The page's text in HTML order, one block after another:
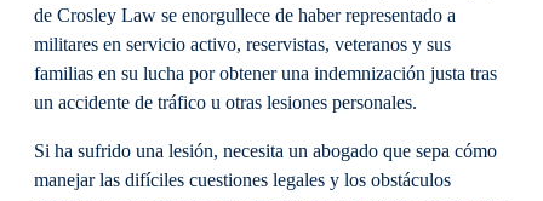
de Crosley Law se enorgullece de haber representado a
militares en servicio activo, reservistas, veteranos y sus
familias en su lucha por obtener una indemnización justa tras
un accidente de tráfico u otras lesiones personales.
Si ha sufrido una lesión, necesita un abogado que sepa cómo
manejar las difíciles cuestiones legales y los obstáculos